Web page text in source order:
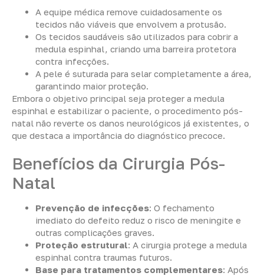
A equipe médica remove cuidadosamente os
tecidos não viáveis que envolvem a protusão.
Os tecidos saudáveis são utilizados para cobrir a
medula espinhal, criando uma barreira protetora
contra infecções.
A pele é suturada para selar completamente a área,
garantindo maior proteção.
Embora o objetivo principal seja proteger a medula
espinhal e estabilizar o paciente, o procedimento pós-
natal não reverte os danos neurológicos já existentes, o
que destaca a importância do diagnóstico precoce.
Benefícios da Cirurgia Pós-
Natal
Prevenção de infecções: O fechamento
imediato do defeito reduz o risco de meningite e
outras complicações graves.
Proteção estrutural: A cirurgia protege a medula
espinhal contra traumas futuros.
Base para tratamentos complementares: Após